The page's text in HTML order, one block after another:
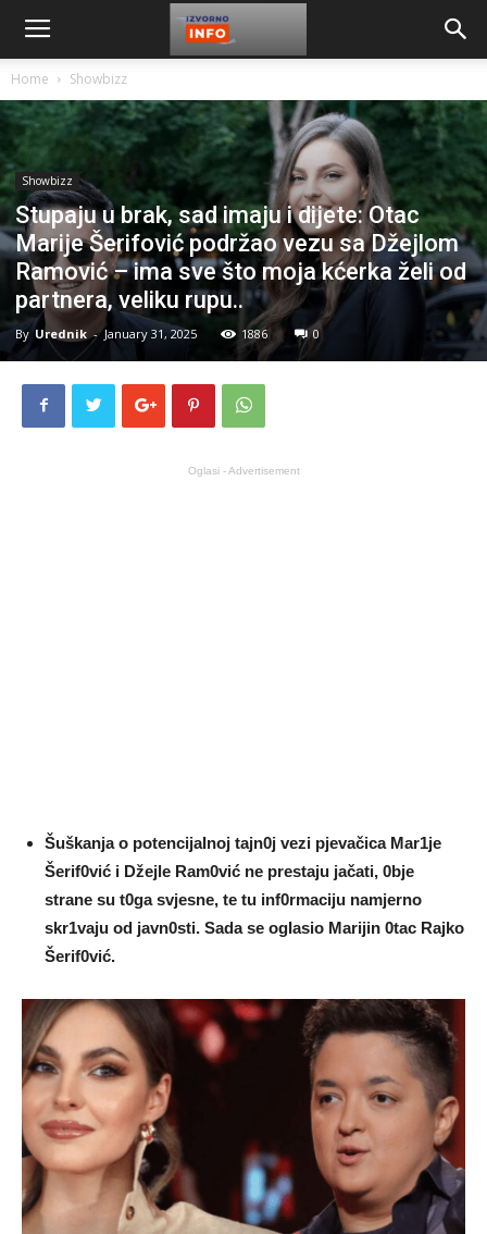
Home Showbizz
Showbizz
Stupaju u brak, sad imaju i dijete: Otac
Marije Šerifović podržao vezu sa Džejlom
Ramović – ima sve što moja kćerka želi od
partnera, veliku rupu..
By Urednik - January 31, 2025 1886 0
Oglasi - Advertisement
Šuškanja o potencijaInoj tajn0j vezi pjevačica Mar1je
Šerif0vić i Džejle Ram0vić ne prestaju jačati, 0bje
strane su t0ga svjesne, te tu inf0rmaciju namjerno
skr1vaju od javn0sti. Sada se ogIasio Marijin 0tac Rajko
Šerif0vić.